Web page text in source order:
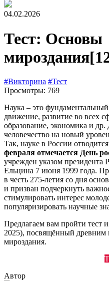
04.02.2026
Тест: Основы
мироздания
#Викторина #Тест
Просмотры: 769
Наука – это
движение, развитие во всех
образование, экономика и
человечество на новый
Так, науке в России
февраля отмечается День
учрежден указом президента
Ельцина 7 июня 1999 года.
в честь 275-летия со дня
и призван подчеркнуть
стимулировать интерес
популяризировать научные
Предлагаем вам пройти тест
2025), посвящённый древним
мироздания.
Автор